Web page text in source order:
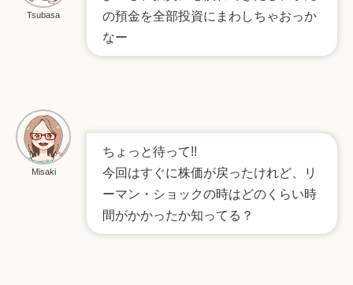
Tsubasa
の預金を全部投資にまわしちゃおっか
なー
Misaki
ちょっと待って!!
今回はすぐに株価が戻ったけれど、リ
ーマン・ショックの時はどのくらい時
間がかかったか知ってる？